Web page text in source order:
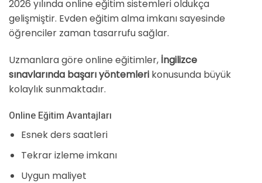
2026 yılında online eğitim sistemleri oldukça
gelişmiştir. Evden eğitim alma imkanı sayesinde
öğrenciler zaman tasarrufu sağlar.
Uzmanlara göre online eğitimler, İngilizce
sınavlarında başarı yöntemleri konusunda büyük
kolaylık sunmaktadır.
Online Eğitim Avantajları
Esnek ders saatleri
Tekrar izleme imkanı
Uygun maliyet